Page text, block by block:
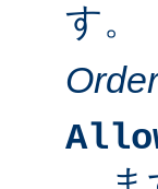
す。
Order